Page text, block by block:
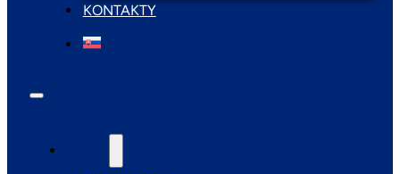
KONTAKTY